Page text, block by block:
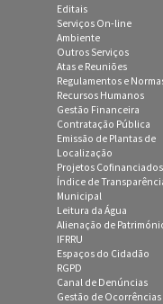
Editais
Serviços On-line
Ambiente
Outros Serviços
Atas e Reuniões
Regulamentos e
Recursos Humanos
Gestão Financeira
Contratação Pública
Emissão de Plantas de
Localização
Projetos
Índice de
Municipal
Leitura da Água
Alienação de
IFRRU
Espaços do Cidadão
RGPD
Canal de Denúncias
Gestão de Ocorrências